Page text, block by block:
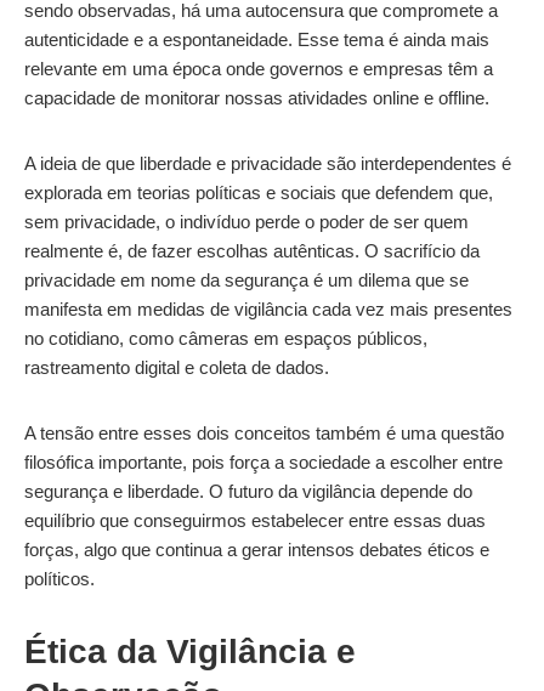
sendo observadas, há uma autocensura que compromete a
autenticidade e a espontaneidade. Esse tema é ainda mais
relevante em uma época onde governos e empresas têm a
capacidade de monitorar nossas atividades online e offline.
A ideia de que liberdade e privacidade são interdependentes é
explorada em teorias políticas e sociais que defendem que,
sem privacidade, o indivíduo perde o poder de ser quem
realmente é, de fazer escolhas autênticas. O sacrifício da
privacidade em nome da segurança é um dilema que se
manifesta em medidas de vigilância cada vez mais presentes
no cotidiano, como câmeras em espaços públicos,
rastreamento digital e coleta de dados.
A tensão entre esses dois conceitos também é uma questão
filosófica importante, pois força a sociedade a escolher entre
segurança e liberdade. O futuro da vigilância depende do
equilíbrio que conseguirmos estabelecer entre essas duas
forças, algo que continua a gerar intensos debates éticos e
políticos.
Ética da Vigilância e